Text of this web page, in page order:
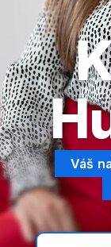
Váš
Realitný maklér